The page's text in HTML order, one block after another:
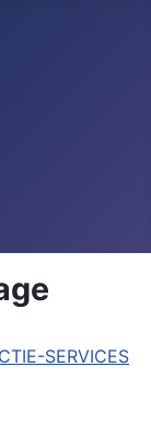
SERVICES